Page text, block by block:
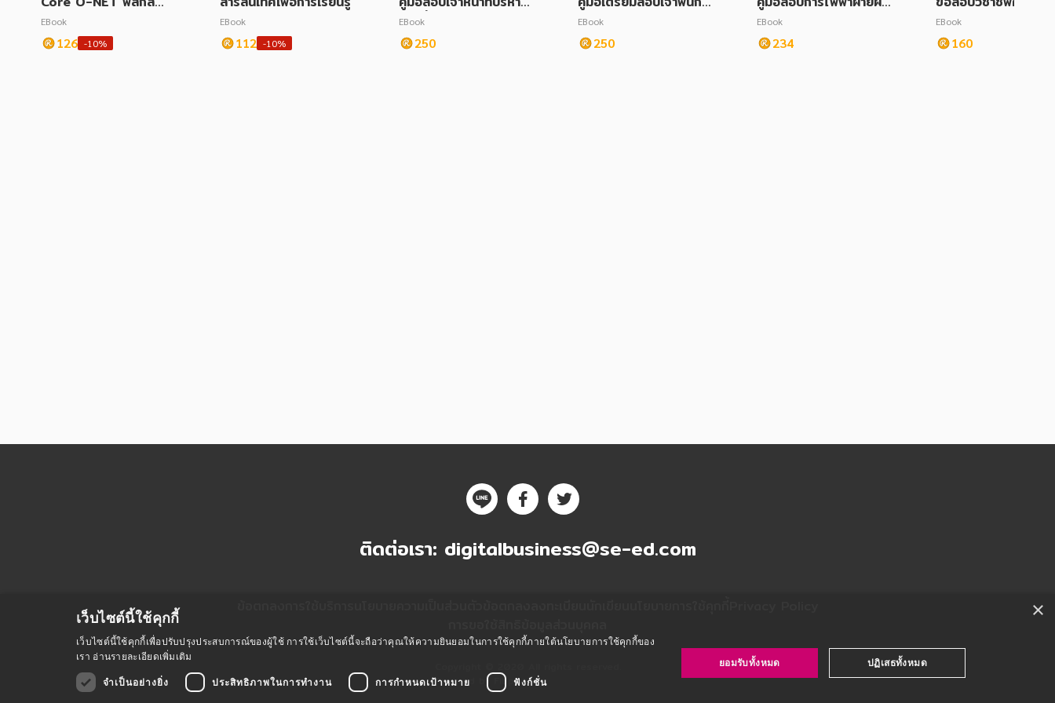
ม.ปลาย
EBook
126 -10%
EBook
112 -10%
งานทั่วไป สำนักงานปลัด
กระทรวงวัฒนธรรม
EBook
250
านพัสดุ กรมอุทยานแห่งช
าติ สัตว์ป่า และพันธุ์พืช ใ
หม่ปี 2563
EBook
250
ต ระดับปริญญา ทุกตำแ
หน่งต้องสอบ
EBook
234
(พร้อมเฉลย)
EBook
160
ติดต่อเรา: digitalbusiness@se-ed.com
Powered by Fibplat
×
เว็บไซต์นี้ใช้คุกกี้
เว็บไซต์นี้ใช้คุกกี้เพื่อปรับปรุงประสบการณ์ของผู้ใช้ การใช้เว็บไซต์นี้จะถือว่าคุณให้ความยินยอมในการใช้คุกกี้ภายใต้นโยบายการใช้คุกกี้ของ
เรา อ่านรายละเอียดเพิ่มเติม
จำเป็นอย่างยิ่ง
ประสิทธิภาพในการทำงาน การกำหนดเป้าหมาย ฟังก์ชั่น
ยอมรับทั้งหมด ปฏิเสธทั้งหมด